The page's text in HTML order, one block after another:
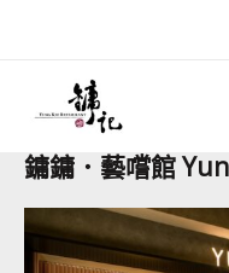
鏞鏞．藝嚐館